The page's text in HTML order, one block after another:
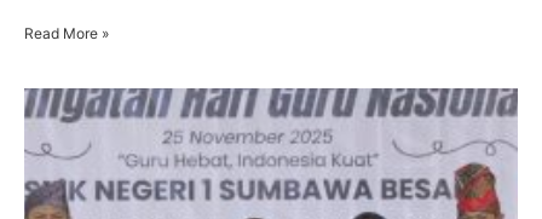
Read More »